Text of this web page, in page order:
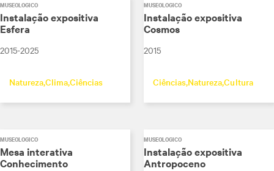
MUSEOLÓGICO
Instalação expositiva
Esfera
2015-2025
NaturezaClimaCiências
MUSEOLÓGICO
Instalação expositiva
Cosmos
2015
Ciências NaturezaCultura
MUSEOLÓGICO
Mesa interativa
Conhecimento
MUSEOLÓGICO
Instalação expositiva
Antropoceno